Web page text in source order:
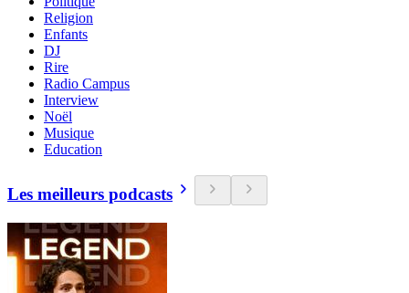
Religion
Enfants
DJ
Rire
Radio Campus
Interview
Noël
Musique
Education
Les meilleurs podcasts